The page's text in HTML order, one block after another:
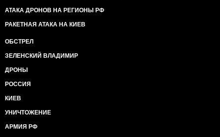
АТАКА ДРОНОВ НА РЕГИОНЫ РФ
РАКЕТНАЯ АТАКА НА КИЕВ
ОБСТРЕЛ
ЗЕЛЕНСКИЙ ВЛАДИМИР
ДРОНЫ
РОССИЯ
КИЕВ
УНИЧТОЖЕНИЕ
АРМИЯ РФ